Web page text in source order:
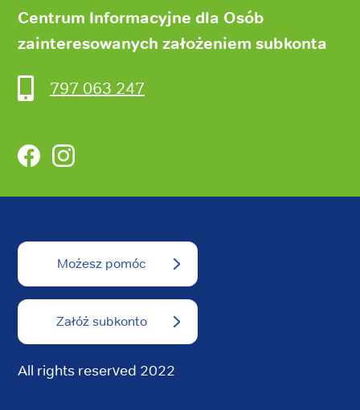
Centrum Informacyjne dla Osób
zainteresowanych założeniem subkonta
797 063 247
FacebookInstagram
Możesz pomóc
Załóż subkonto
All rights reserved 2022